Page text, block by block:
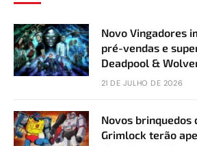
Novo Vingadores
pré-vendas e
Deadpool &
21 DE JULHO DE 2026
Novos brinquedos
Grimlock terão